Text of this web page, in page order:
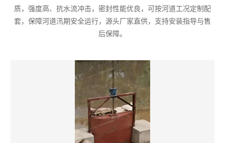
质，强度高、抗水流冲击，密封性能优良，可按河道工况定制配
套，保障河道汛期安全运行，源头厂家直供，支持安装指导与售
后保障。